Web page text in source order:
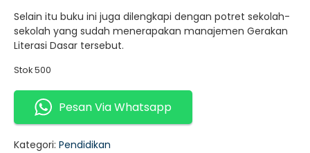
Selain itu buku ini juga dilengkapi dengan potret sekolah-
sekolah yang sudah menerapakan manajemen Gerakan
Literasi Dasar tersebut.
Stok 500
Pesan Via Whatsapp
Kategori: Pendidikan